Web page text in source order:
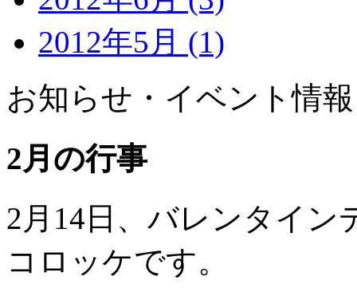
2012年5月 (1)
お知らせ・イベント情報
2月の行事
2月14日、バレンタイン
コロッケです。